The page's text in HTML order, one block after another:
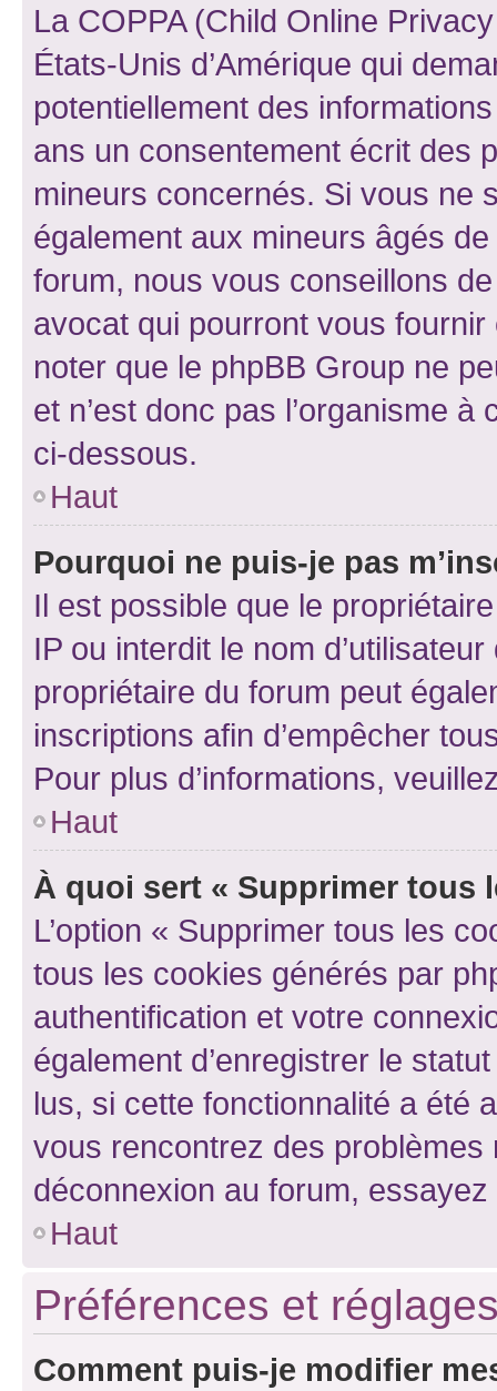
La COPPA (Child Online
États-Unis d’Amérique qui
potentiellement des
ans un consentement écrit des
mineurs concernés. Si vous ne
également aux mineurs âgés
forum, nous vous conseillons
avocat qui pourront vous
noter que le phpBB Group ne
et n’est donc pas l’organisme
ci-dessous.
Haut
Pourquoi ne puis-je pas
Il est possible que le
IP ou interdit le nom
propriétaire du forum peut
inscriptions afin d’empêcher
Pour plus d’informations,
Haut
À quoi sert « Supprimer tous
L’option « Supprimer tous les
tous les cookies générés par
authentification et votre
également d’enregistrer le
lus, si cette fonctionnalité a été
vous rencontrez des
déconnexion au forum,
Haut
Préférences et
Comment puis-je modifier